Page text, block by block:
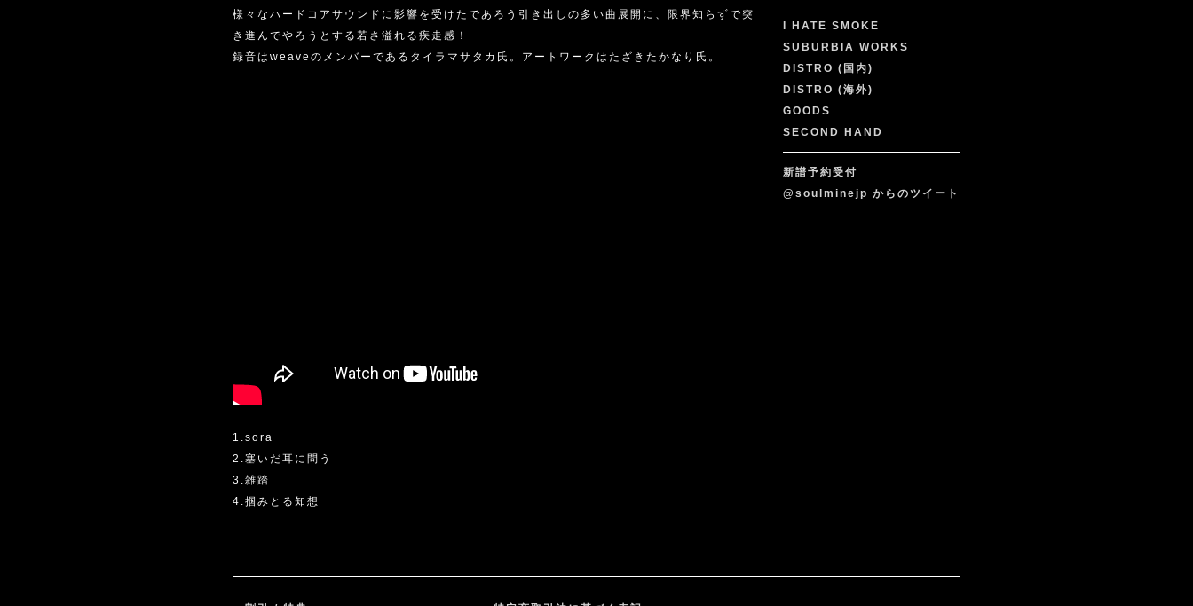
様々なハードコアサウンドに影響を受けたであろう引き出しの多い曲展開に、限界知らずで突
き進んでやろうとする若さ溢れる疾走感！
録音はweaveのメンバーであるタイラマサタカ氏。アートワークはたざきたかなり氏。
1.sora
2.塞いだ耳に問う
3.雑踏
4.掴みとる知想
I HATE SMOKE
SUBURBIA WORKS
DISTRO (国内)
DISTRO (海外)
GOODS
SECOND HAND
新譜予約受付
@soulminejp からのツイート